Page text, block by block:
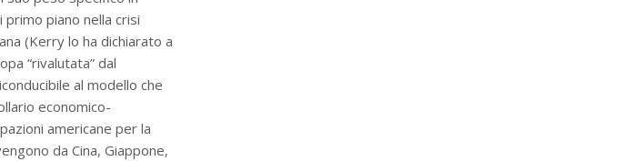
primo piano nella crisi
(Kerry lo ha dichiarato a
“rivalutata” dal
al modello che
economico-
americane per la
da Cina, Giappone,